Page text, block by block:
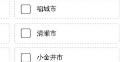
稲城市
清瀬市
小金井市